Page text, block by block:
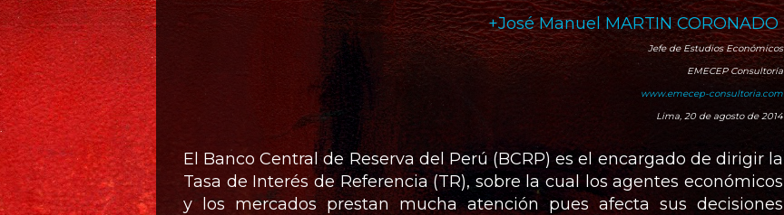
+José Manuel MARTIN CORONADO
Jefe de Estudios Económicos
EMECEP Consultoría
www.emecep-consultoria.com
Lima, 20 de agosto de 2014
El Banco Central de Reserva del Perú (BCRP) es el encargado de dirigir la
Tasa de Interés de Referencia (TR), sobre la cual los agentes económicos
y los mercados prestan mucha atención pues afecta sus decisiones